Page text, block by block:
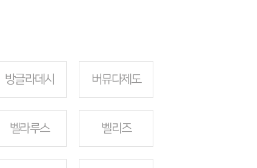
방글라데시 버뮤다제도
벨라루스 벨리즈